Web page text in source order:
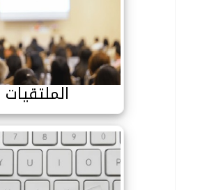
الملتقيات
الملتقيات